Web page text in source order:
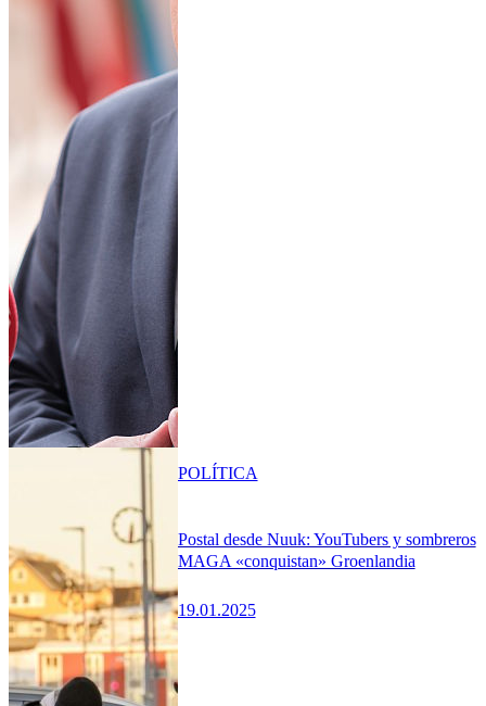
Postal desde Nuuk: YouTubers y sombreros
MAGA «conquistan» Groenlandia
19.01.2025
POLÍTICA